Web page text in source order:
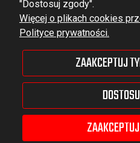
Ludowa 59, 43-514 Kaniów,
POLAND
VAT ID No.: 6521751083
dominator@dominator.pl
© Copyright 2022 | Dominator Group
"Dostosuj zgody".
Więcej o plikach cookies
Polityce prywatności.
ZAAKCEPTUJ